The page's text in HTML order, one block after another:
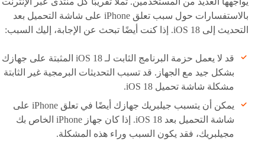
بالاستفسارات حول سبب تعلق iPhone على شاشة التحميل بعد
التحديث إلى iOS 18. إذا كنت أيضًا تبحث عن الإجابة، إليك السبب:
قد لا يعمل حزمة البرنامج الثابت لـ iOS 18 المثبتة على جهازك
بشكل جيد مع الجهاز. قد تسبب التحديثات البرمجية غير الثابتة
مشكلة شاشة تحميل iOS 18.
يمكن أن يتسبب جيلبريك جهازك أيضًا في تعلق iPhone على
شاشة التحميل بعد iOS 18. إذا كان جهاز iPhone الخاص بك
مجيلبريك، فقد يكون السبب وراء هذه المشكلة.